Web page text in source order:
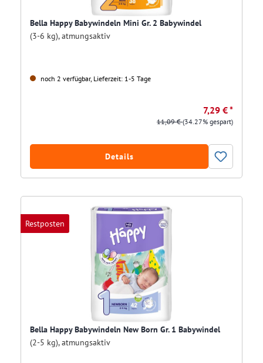
Bella Happy Babywindeln Mini Gr. 2 Babywindel
(3-6 kg), atmungsaktiv
noch 2 verfügbar, Lieferzeit: 1-5 Tage
7,29 € *
11,09 €(34.27% gespart)
Details
Restposten
Bella Happy Babywindeln New Born Gr. 1 Babywindel
(2-5 kg), atmungsaktiv